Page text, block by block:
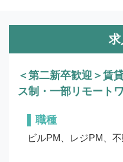
求
＜第二新卒歓迎＞賃
ス制・一部リモート
職種
ビルPM、レジPM、